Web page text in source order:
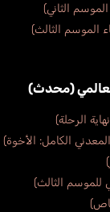
(محدث)